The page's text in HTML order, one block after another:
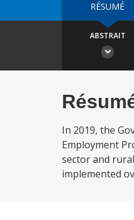
RÉSUMÉ
ABSTRAIT
In 2019, the
Employment
sector and
implemented